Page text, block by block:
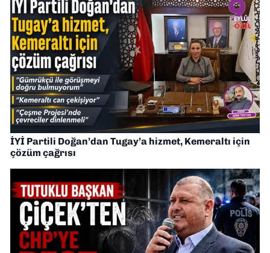
İYİ Partili Doğan’dan Tugay’a hizmet, Kemeraltı için
çözüm çağrısı